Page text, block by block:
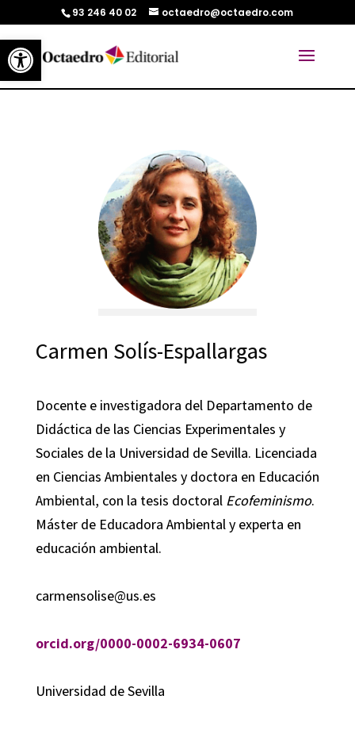
Abrir barra de herramientas
93 246 40 02 octaedro@octaedro.com
Carmen Solís-Espallargas
Docente e investigadora del Departamento de
Didáctica de las Ciencias Experimentales y
Sociales de la Universidad de Sevilla. Licenciada
en Ciencias Ambientales y doctora en Educación
Ambiental, con la tesis doctoral Ecofeminismo.
Máster de Educadora Ambiental y experta en
educación ambiental.
carmensolise@us.es
orcid.org/0000-0002-6934-0607
Universidad de Sevilla